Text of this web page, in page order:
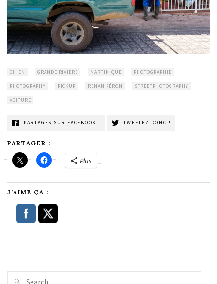
CHIEN GRANDE RIVIÈRE MARTINIQUE PHOTOGRAPHIE
PHOTOGRAPHY PICKUP RENAN PÉRON STREETPHOTOGRAPHY
VOITURE
PARTAGES SUR FACEBOOK ! TWEETEZ DONC !
PARTAGER :
Plus
J’AIME ÇA :